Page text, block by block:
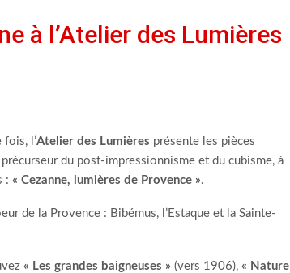
à l’Atelier des Lumières
l’Atelier des Lumières présente les pièces
du post-impressionnisme et du cubisme, à
: « Cezanne, lumières de Provence ».
de la Provence : Bibémus, l’Estaque et la Sainte-
« Les grandes baigneuses » (vers 1906), « Nature